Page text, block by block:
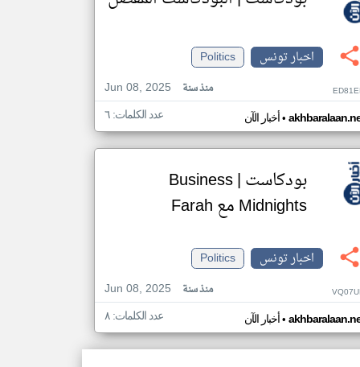
اخبار تونس
Politics
Jun 08, 2025
منذ سنة
أخبار الآن• عدد الكلمات: ٦
بودكاست | Business
Midnights مع Farah
اخبار تونس
Politics
Jun 08, 2025
منذ سنة
أخبار الآن• عدد الكلمات: ٨